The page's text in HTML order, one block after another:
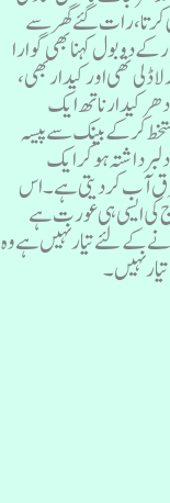
کرتا، رات گئے گھر سے
دو بول کہنا بھی گوارا
تھی اور کیدار بھی،
کیدارناتھ ایک
کرکے بینک سے پیسہ
ہوکر ایک
آب کردیتی ہے۔ اس
کی ایسی ہی عورت ہے
کے لئے تیار نہیں ہے وہ
نہیں۔